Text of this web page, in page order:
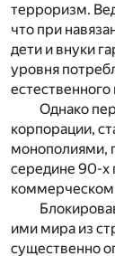
терроризм.
что при
дети и внуки
уровня
естественного
Однако
корпорации,
монополиями,
середине 90-х
коммерческом
ими мира из
существенно